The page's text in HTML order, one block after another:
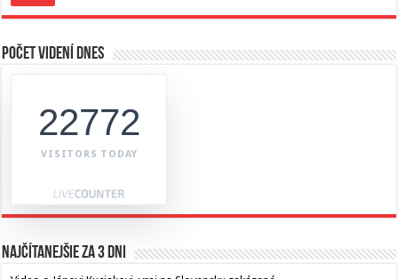
Počet videní dnes
22772
VISITORS TODAY
Najčítanejšie za 3 dni